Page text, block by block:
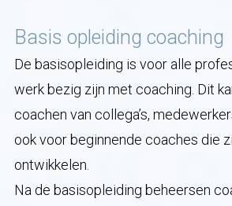
Basis opleiding coaching
De basisopleiding is voor alle
werk bezig zijn met coaching. Dit
coachen van collega’s,
ook voor beginnende coaches die
ontwikkelen.
Na de basisopleiding beheersen